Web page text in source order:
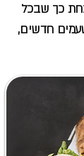
כך שבכל
חדשים,